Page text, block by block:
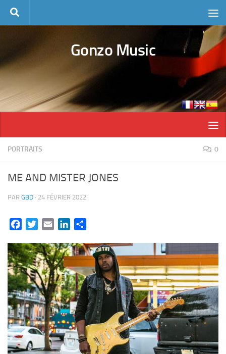
Skip to content
Gonzo Music
PORTRAITS 0
ME AND MISTER JONES
PAR GBD · 24 FÉVRIER 2022
FacebookTwitterEmail LinkedIn